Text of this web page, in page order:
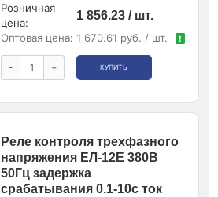
Розничная
цена:
1 856.23 / шт.
Оптовая цена: 1 670.61 руб. / шт. !
- + КУПИТЬ
Реле контроля трехфазного
напряжения ЕЛ-12Е 380В
50Гц задержка
срабатывания 0.1-10с ток